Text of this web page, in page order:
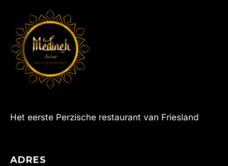
Het eerste Perzische restaurant van Friesland
ADRES